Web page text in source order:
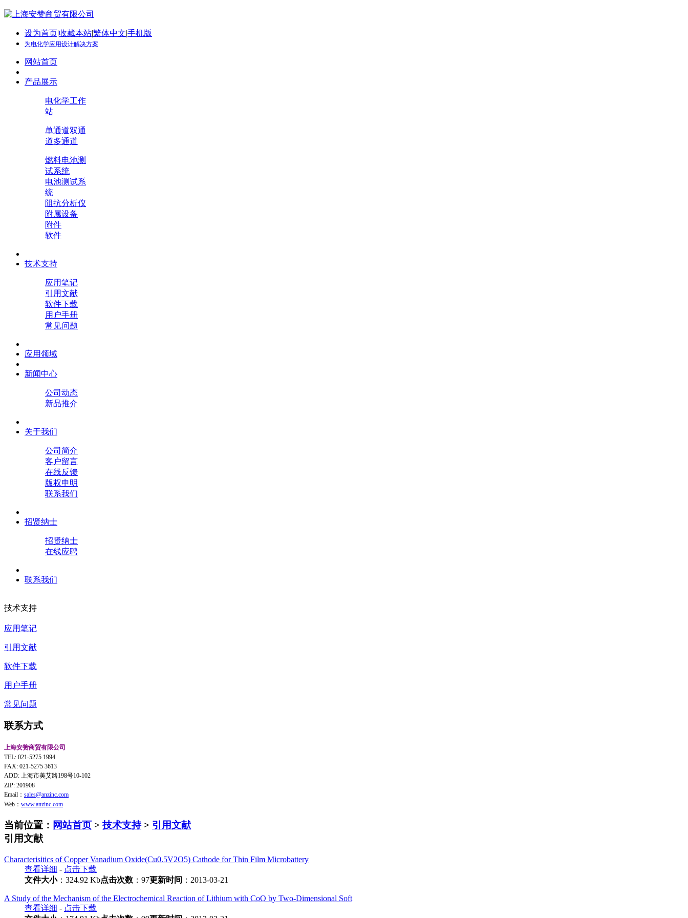
设为首页|收藏本站|繁体中文|手机版
为电化学应用设计解决方案
网站首页
产品展示
电化学工作
站
单通道双通
道多通道
燃料电池测
试系统
电池测试系
统
阻抗分析仪
附属设备
附件
软件
技术支持
应用笔记
引用文献
软件下载
用户手册
常见问题
应用领域
新闻中心
公司动态
新品推介
关于我们
公司简介
客户留言
在线反馈
版权申明
联系我们
招贤纳士
招贤纳士
在线应聘
联系我们
技术支持
应用笔记
引用文献
软件下载
用户手册
常见问题
联系方式
上海安赞商贸有限公司
TEL: 021-5275 1994
FAX: 021-5275 3613
ADD: 上海市美艾路198号10-102
ZIP: 201908
Email： sales@anzinc.com
Web： www.anzinc.com
当前位置： 网站首页 >技术支持> 引用文献
引用文献
Characterisitics of Copper Vanadium Oxide(Cu0.5V2O5) Cathode for Thin Film Microbattery
查看详细 - 点击下载
文件大小：324.92 Kb点击次数 ：97更新时间 ：2013-03-21
A Study of the Mechanism of the Electrochemical Reaction of Lithium with CoO by Two-Dimensional Soft
查看详细 - 点击下载